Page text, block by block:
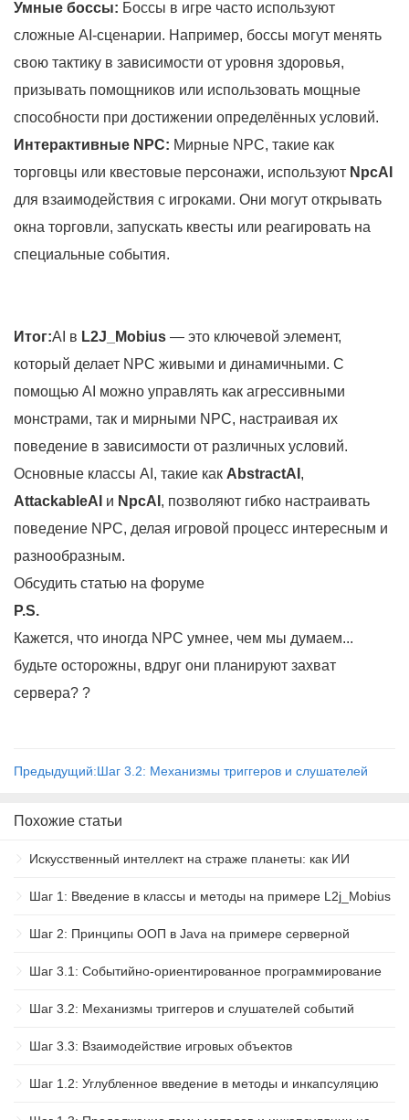
Умные боссы: Боссы в игре часто используют
сложные AI-сценарии. Например, боссы могут менять
свою тактику в зависимости от уровня здоровья,
призывать помощников или использовать мощные
способности при достижении определённых условий.
Интерактивные NPC: Мирные NPC, такие как
торговцы или квестовые персонажи, используют NpcAI
для взаимодействия с игроками. Они могут открывать
окна торговли, запускать квесты или реагировать на
специальные события.
Итог:AI в L2J_Mobius — это ключевой элемент,
который делает NPC живыми и динамичными. С
помощью AI можно управлять как агрессивными
монстрами, так и мирными NPC, настраивая их
поведение в зависимости от различных условий.
Основные классы AI, такие как AbstractAI ,
AttackableAI и NpcAI , позволяют гибко настраивать
поведение NPC, делая игровой процесс интересным и
разнообразным.
Обсудить статью на форуме
P.S.
Кажется, что иногда NPC умнее, чем мы думаем...
будьте осторожны, вдруг они планируют захват
сервера? ?
Предыдущий:Шаг 3.2: Механизмы триггеров и слушателей
Похожие статьи
Искусственный интеллект на страже планеты: как ИИ
помогает бороться с экологическими проблемами
Шаг 1: Введение в классы и методы на примере L2j_Mobius
Шаг 2: Принципы ООП в Java на примере серверной
разработки
Шаг 3.1: Событийно-ориентированное программирование
Шаг 3.2: Механизмы триггеров и слушателей событий
Шаг 3.3: Взаимодействие игровых объектов
Шаг 1.2: Углубленное введение в методы и инкапсуляцию